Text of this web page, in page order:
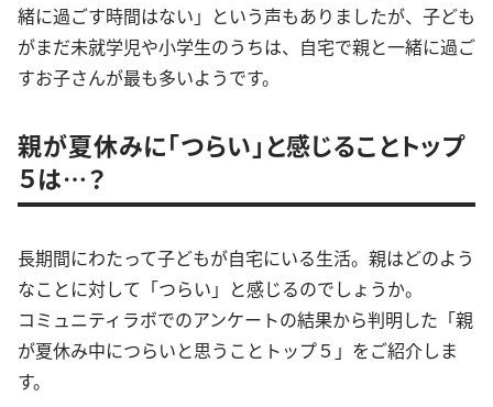
緒に過ごす時間はない」という声もありましたが、子ども
がまだ未就学児や小学生のうちは、自宅で親と一緒に過ご
すお子さんが最も多いようです。
親が夏休みに「つらい」と感じることトップ
５は…？
長期間にわたって子どもが自宅にいる生活。親はどのよう
なことに対して「つらい」と感じるのでしょうか。
コミュニティラボでのアンケートの結果から判明した「親
が夏休み中につらいと思うことトップ５」をご紹介しま
す。